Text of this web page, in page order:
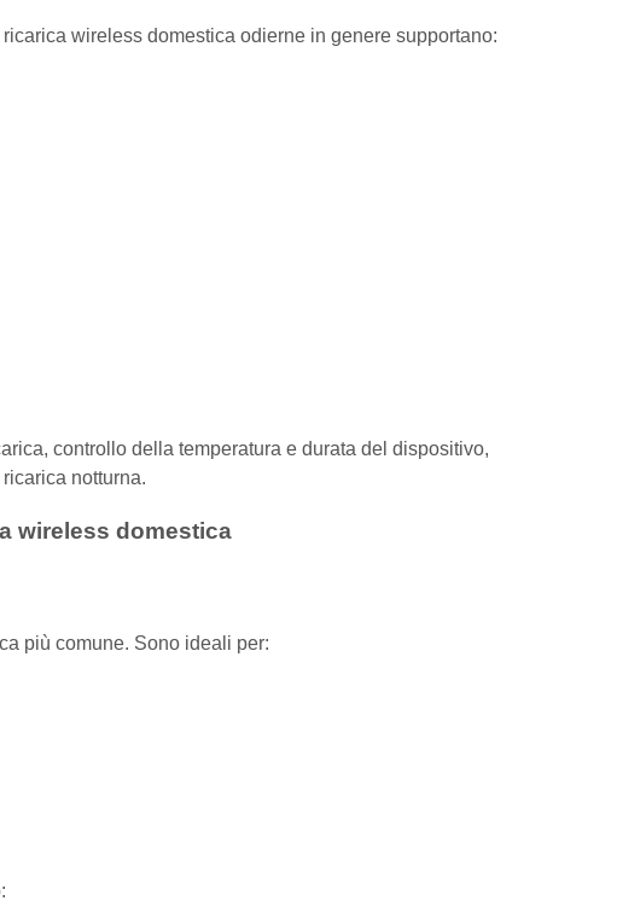
wireless domestica odierne in genere supportano:
controllo della temperatura e durata del dispositivo,
notturna.
wireless domestica
più comune. Sono ideali per: